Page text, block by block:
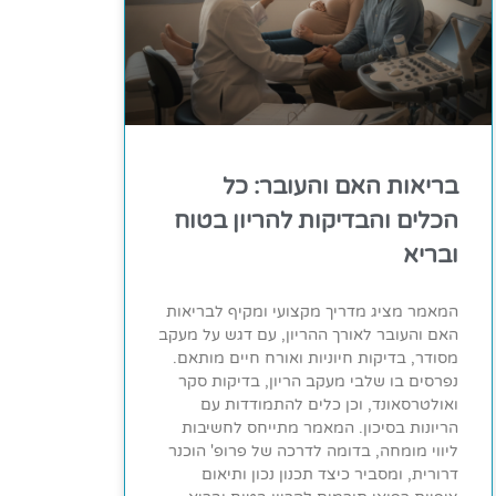
בריאות האם והעובר: כל
הכלים והבדיקות להריון בטוח
ובריא
המאמר מציג מדריך מקצועי ומקיף לבריאות
האם והעובר לאורך ההריון, עם דגש על מעקב
מסודר, בדיקות חיוניות ואורח חיים מותאם.
נפרסים בו שלבי מעקב הריון, בדיקות סקר
ואולטרסאונד, וכן כלים להתמודדות עם
הריונות בסיכון. המאמר מתייחס לחשיבות
ליווי מומחה, בדומה לדרכה של פרופ' הוכנר
דרורית, ומסביר כיצד תכנון נכון ותיאום